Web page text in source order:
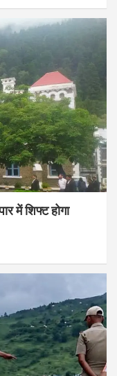
में शिफ्ट होगा